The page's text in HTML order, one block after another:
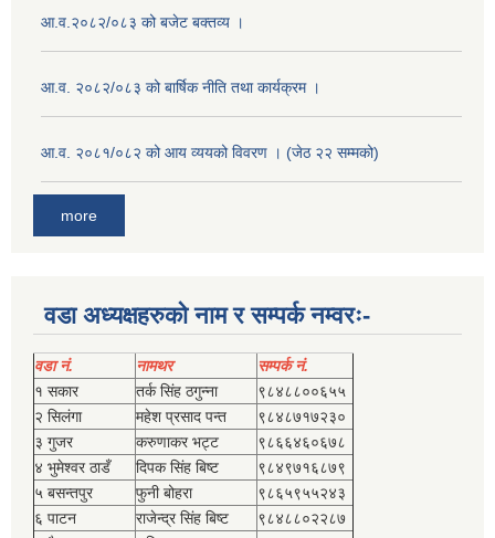
आ.व.२०८२/०८३ को बजेट बक्तव्य ।
आ.व. २०८२/०८३ को बार्षिक नीति तथा कार्यक्रम ।
आ.व. २०८१/०८२ को आय व्ययको विवरण । (जेठ २२ सम्मको)
more
वडा अध्यक्षहरुको नाम र सम्पर्क नम्वरः-
वडा नं. नामथर
सम्पर्क नं.
१ सकार
तर्क सिंह ठगुन्‍ना
९८४८८००६५५
२ सिलंगा
महेश प्रसाद पन्त
९८४८७१७२३०
३ गुजर
करुणाकर भट्ट
९८६६४६०६७८
४ भुमेश्‍वर ठाडँ
दिपक सिंह बिष्‍ट
९८४९७१६८७९
५ बसन्तपुर
फुनी बोहरा
९८६५९५५२४३
६ पाटन
राजेन्द्र सिंह बिष्‍ट
९८४८८०२२८७